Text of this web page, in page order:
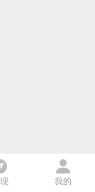
我的